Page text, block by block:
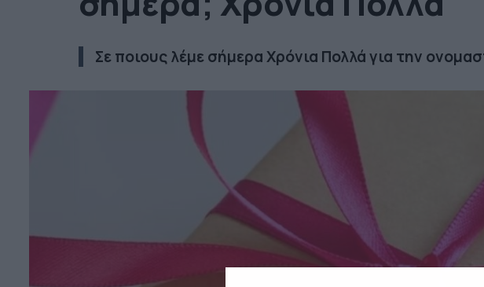
Σε ποιους λέμε σήμερα Χρόνια Πολλά για την